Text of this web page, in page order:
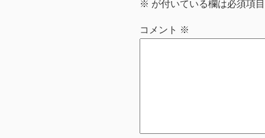
※ が付いている欄は必須項
コメント ※